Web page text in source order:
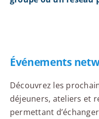
Événements
Découvrez les
déjeuners, ateliers et
permettant